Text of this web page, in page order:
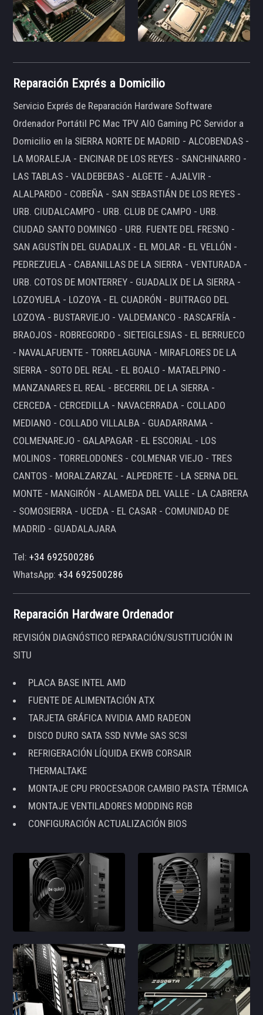
Reparación Exprés a Domicilio
Servicio Exprés de Reparación Hardware Software
Ordenador Portátil PC Mac TPV AIO Gaming PC Servidor a
Domicilio en la SIERRA NORTE DE MADRID - ALCOBENDAS -
LA MORALEJA - ENCINAR DE LOS REYES - SANCHINARRO -
LAS TABLAS - VALDEBEBAS - ALGETE - AJALVIR -
ALALPARDO - COBEÑA - SAN SEBASTIÁN DE LOS REYES -
URB. CIUDALCAMPO - URB. CLUB DE CAMPO - URB.
CIUDAD SANTO DOMINGO - URB. FUENTE DEL FRESNO -
SAN AGUSTÍN DEL GUADALIX - EL MOLAR - EL VELLÓN -
PEDREZUELA - CABANILLAS DE LA SIERRA - VENTURADA -
URB. COTOS DE MONTERREY - GUADALIX DE LA SIERRA -
LOZOYUELA - LOZOYA - EL CUADRÓN - BUITRAGO DEL
LOZOYA - BUSTARVIEJO - VALDEMANCO - RASCAFRÍA -
BRAOJOS - ROBREGORDO - SIETEIGLESIAS - EL BERRUECO
- NAVALAFUENTE - TORRELAGUNA - MIRAFLORES DE LA
SIERRA - SOTO DEL REAL - EL BOALO - MATAELPINO -
MANZANARES EL REAL - BECERRIL DE LA SIERRA -
CERCEDA - CERCEDILLA - NAVACERRADA - COLLADO
MEDIANO - COLLADO VILLALBA - GUADARRAMA -
COLMENAREJO - GALAPAGAR - EL ESCORIAL - LOS
MOLINOS - TORRELODONES - COLMENAR VIEJO - TRES
CANTOS - MORALZARZAL - ALPEDRETE - LA SERNA DEL
MONTE - MANGIRÓN - ALAMEDA DEL VALLE - LA CABRERA
- SOMOSIERRA - UCEDA - EL CASAR - COMUNIDAD DE
MADRID - GUADALAJARA
Tel:+34 692500286
WhatsApp:+34 692500286
Reparación Hardware Ordenador
REVISIÓN DIAGNÓSTICO REPARACIÓN/SUSTITUCIÓN IN
SITU
PLACA BASE INTEL AMD
FUENTE DE ALIMENTACIÓN ATX
TARJETA GRÁFICA NVIDIA AMD RADEON
DISCO DURO SATA SSD NVMe SAS SCSI
REFRIGERACIÓN LÍQUIDA EKWB CORSAIR
THERMALTAKE
MONTAJE CPU PROCESADOR CAMBIO PASTA TÉRMICA
MONTAJE VENTILADORES MODDING RGB
CONFIGURACIÓN ACTUALIZACIÓN BIOS